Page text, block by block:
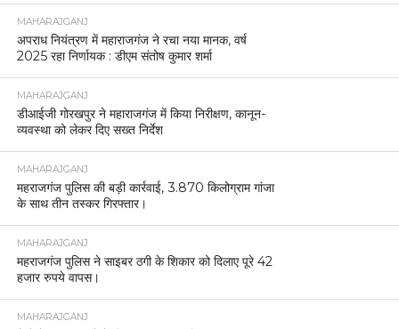
MAHARAJGANJ
अपराध नियंत्रण में महाराजगंज ने रचा नया मानक, वर्ष
2025 रहा निर्णायक : डीएम संतोष कुमार शर्मा
MAHARAJGANJ
डीआईजी गोरखपुर ने महाराजगंज में किया निरीक्षण, कानून-
व्यवस्था को लेकर दिए सख्त निर्देश
MAHARAJGANJ
महराजगंज पुलिस की बड़ी कार्रवाई, 3.870 किलोग्राम गांजा
के साथ तीन तस्कर गिरफ्तार।
MAHARAJGANJ
महराजगंज पुलिस ने साइबर ठगी के शिकार को दिलाए पूरे 42
हजार रुपये वापस।
MAHARAJGANJ